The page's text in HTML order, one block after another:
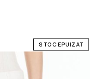
STOC EPUIZAT